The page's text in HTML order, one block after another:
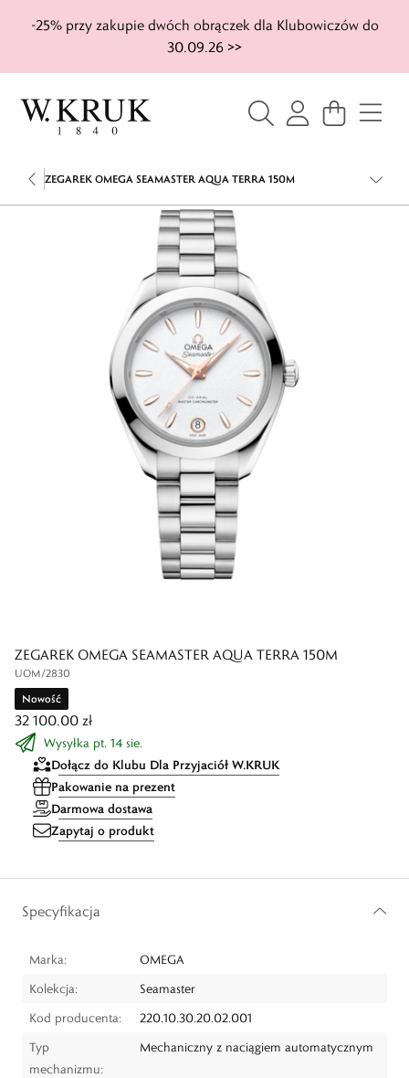
-25% przy zakupie dwóch obrączek dla Klubowiczów do
30.09.26 >>
ZEGAREK OMEGA SEAMASTER AQUA TERRA 150M
ZEGAREK OMEGA SEAMASTER AQUA TERRA 150M
UOM/2830
Nowość
32 100,00 zł
Wysyłka pt. 14 sie.
Dołącz do Klubu Dla Przyjaciół W.KRUK
Pakowanie na prezent
Darmowa dostawa
Zapytaj o produkt
Specyfikacja
Marka:
OMEGA
Kolekcja:
Seamaster
Kod producenta:
220.10.30.20.02.001
Typ
mechanizmu:
Mechaniczny z naciągiem automatycznym